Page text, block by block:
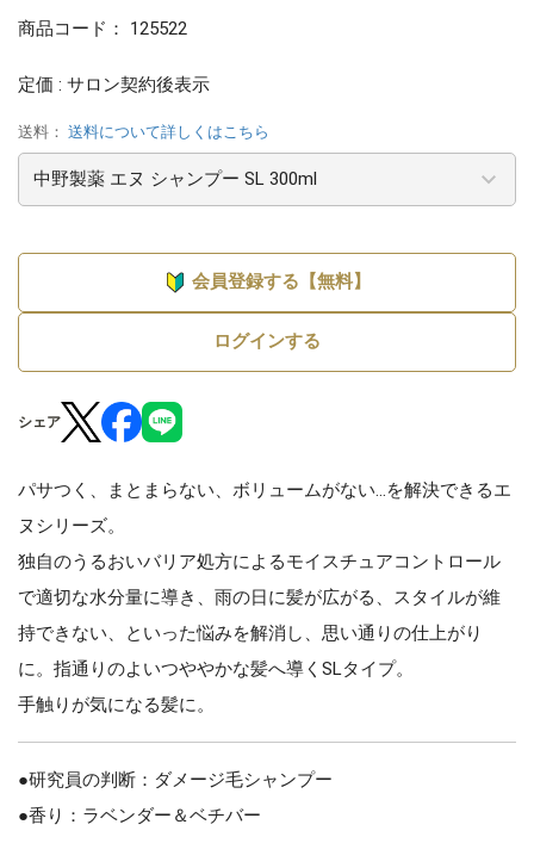
商品コード： 125522
定価 : サロン契約後表示
送料： 送料について詳しくはこちら
会員登録する【無料】
ログインする
シェア
パサつく、まとまらない、ボリュームがない…を解決できるエ
ヌシリーズ。
独自のうるおいバリア処方によるモイスチュアコントロール
で適切な水分量に導き、雨の日に髪が広がる、スタイルが維
持できない、といった悩みを解消し、思い通りの仕上がり
に。指通りのよいつややかな髪へ導くSLタイプ。
手触りが気になる髪に。
●研究員の判断：ダメージ毛シャンプー
●香り：ラベンダー＆ベチバー